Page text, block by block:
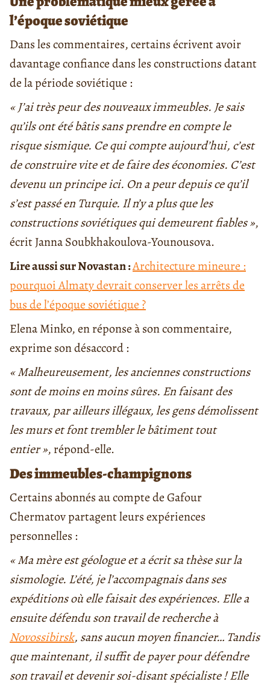
l’époque soviétique
Dans les commentaires, certains écrivent avoir
davantage confiance dans les constructions datant
de la période soviétique :
« J’ai très peur des nouveaux immeubles. Je sais
qu’ils ont été bâtis sans prendre en compte le
risque sismique. Ce qui compte aujourd’hui, c’est
de construire vite et de faire des économies. C’est
devenu un principe ici. On a peur depuis ce qu’il
s’est passé en Turquie. Il n’y a plus que les
constructions soviétiques qui demeurent fiables »,
écrit Janna Soubkhakoulova-Younousova.
Lire aussi sur Novastan :Architecture mineure :
pourquoi Almaty devrait conserver les arrêts de
bus de l’époque soviétique ?
Elena Minko, en réponse à son commentaire,
exprime son désaccord :
« Malheureusement, les anciennes constructions
sont de moins en moins sûres. En faisant des
travaux, par ailleurs illégaux, les gens démolissent
les murs et font trembler le bâtiment tout
entier », répond-elle.
Des immeubles-champignons
Certains abonnés au compte de Gafour
Chermatov partagent leurs expériences
personnelles :
« Ma mère est géologue et a écrit sa thèse sur la
sismologie. L’été, je l’accompagnais dans ses
expéditions où elle faisait des expériences. Elle a
ensuite défendu son travail de recherche à
Novossibirsk, sans aucun moyen financier… Tandis
que maintenant, il suffit de payer pour défendre
son travail et devenir soi-disant spécialiste ! Elle